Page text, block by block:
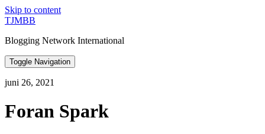
Skip to content
TJMBB
Blogging Network International
Toggle Navigation
juni 26, 2021
Foran Spark